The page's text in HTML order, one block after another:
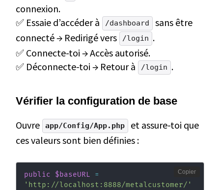
connexion.
✅ Essaie d’accéder à
/dashboard
sans être
connecté → Redirigé vers
/login .
✅ Connecte-toi → Accès autorisé.
✅ Déconnecte-toi → Retour à
/login .
Vérifier la configuration de base
Ouvre
app/Config/App.php
et assure-toi que
ces valeurs sont bien définies :
public $baseURL
=
'http://localhost:8888/metalcustomer/'
Copier